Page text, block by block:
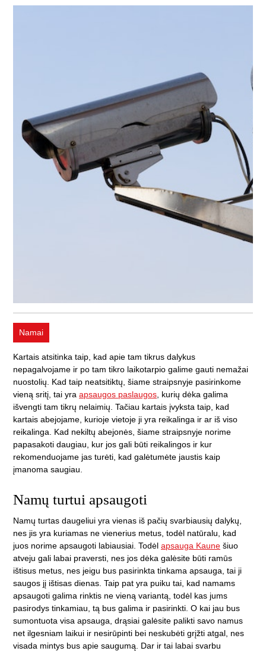
Namai
Kartais atsitinka taip, kad apie tam tikrus dalykus
nepagalvojame ir po tam tikro laikotarpio galime gauti nemažai
nuostolių. Kad taip neatsitiktų, šiame straipsnyje pasirinkome
vieną sritį, tai yra apsaugos paslaugos , kurių dėka galima
išvengti tam tikrų nelaimių. Tačiau kartais įvyksta taip, kad
kartais abejojame, kurioje vietoje ji yra reikalinga ir ar iš viso
reikalinga. Kad nekiltų abejonės, šiame straipsnyje norime
papasakoti daugiau, kur jos gali būti reikalingos ir kur
rekomenduojame jas turėti, kad galėtumėte jaustis kaip
įmanoma saugiau.
Namų turtui apsaugoti
Namų turtas daugeliui yra vienas iš pačių svarbiausių dalykų,
nes jis yra kuriamas ne vienerius metus, todėl natūralu, kad
juos norime apsaugoti labiausiai. Todėl apsauga Kaune šiuo
atveju gali labai praversti, nes jos dėka galėsite būti ramūs
ištisus metus, nes jeigu bus pasirinkta tinkama apsauga, tai ji
saugos jį ištisas dienas. Taip pat yra puiku tai, kad namams
apsaugoti galima rinktis ne vieną variantą, todėl kas jums
pasirodys tinkamiau, tą bus galima ir pasirinkti. O kai jau bus
sumontuota visa apsauga, drąsiai galėsite palikti savo namus
net ilgesniam laikui ir nesirūpinti bei neskubėti grįžti atgal, nes
visada mintys bus apie saugumą. Dar ir tai labai svarbu